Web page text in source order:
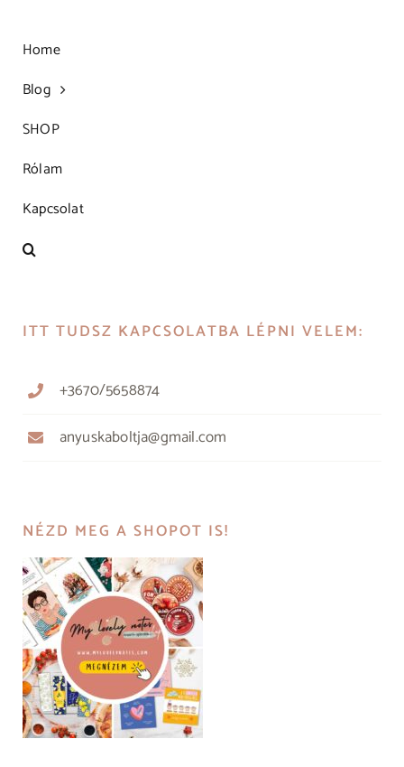
Home
Blog
SHOP
Rólam
Kapcsolat
ITT TUDSZ KAPCSOLATBA LÉPNI VELEM:
+3670/5658874
anyuskaboltja@gmail.com
NÉZD MEG A SHOPOT IS!